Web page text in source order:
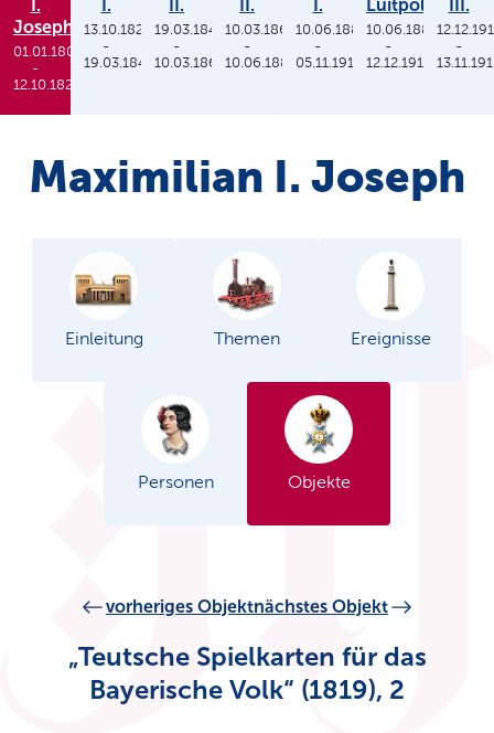
I.
Joseph
01.01.1806
-
12.10.1825
I.
13.10.1825
-
19.03.1848
II.
19.03.1848
-
10.03.1864
II.
10.03.1864
-
10.06.1886
I.
10.06.1886
-
05.11.1913
Luitpold
10.06.1886
-
12.12.1912
III.
-
Maximilian I. Joseph
Einleitung Themen Ereignisse
Personen Objekte
vorheriges Objektnächstes Objekt
„Teutsche Spielkarten für das
Bayerische Volk“ (1819), 2